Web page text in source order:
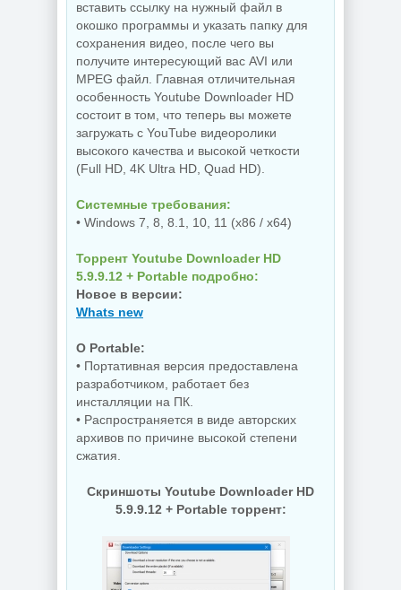
вставить ссылку на нужный файл в
окошко программы и указать папку для
сохранения видео, после чего вы
получите интересующий вас AVI или
MPEG файл. Главная отличительная
особенность Youtube Downloader HD
состоит в том, что теперь вы можете
загружать c YouTube видеоролики
высокого качества и высокой четкости
(Full HD, 4K Ultra HD, Quad HD).
Системные требования:
• Windows 7, 8, 8.1, 10, 11 (x86 / x64)
Торрент Youtube Downloader HD
5.9.9.12 + Portable подробно:
Новое в версии:
Whats new
O Portable:
• Портативная версия предоставлена
разработчиком, работает без
инсталляции на ПК.
• Распространяется в виде авторских
архивов по причине высокой степени
сжатия.
Скриншоты Youtube Downloader HD
5.9.9.12 + Portable торрент: